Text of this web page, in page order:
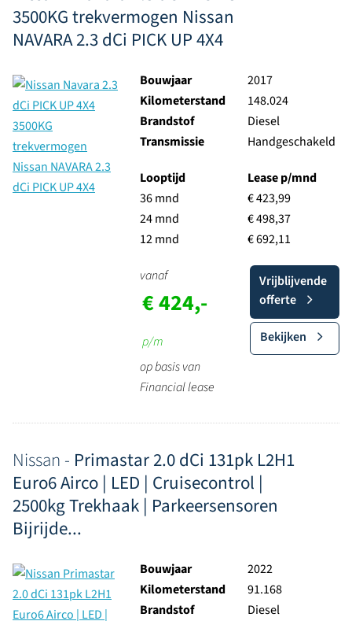
3500KG trekvermogen Nissan
NAVARA 2.3 dCi PICK UP 4X4
Bouwjaar
2017
Kilometerstand
148.024
Brandstof
Diesel
Transmissie
Handgeschakeld
Looptijd
36 mnd
24 mnd
12 mnd
Lease p/mnd
€ 423,99
€ 498,37
€ 692,11
vanaf
€ 424,-
p/m
op basis van
Financial lease
Vrijblijvende
offerte
Bekijken
Nissan - Primastar 2.0 dCi 131pk L2H1
Euro6 Airco | LED | Cruisecontrol |
2500kg Trekhaak | Parkeersensoren
Bijrijde...
Bouwjaar
2022
Kilometerstand
91.168
Brandstof
Diesel